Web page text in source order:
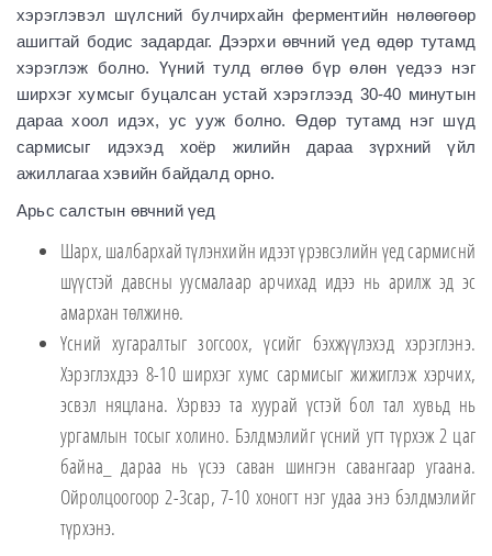
хэрэглэвэл шүлсний булчирхайн ферментийн нөлөөгөөр
ашигтай бодис задардаг. Дээрхи өвчний үед өдөр тутамд
хэрэглэж болно. Үүний тулд өглөө бүр өлөн үедээ нэг
ширхэг хумсыг буцалсан устай хэрэглээд 30-40 минутын
дараа хоол идэх, ус ууж болно. Өдөр тутамд нэг шүд
сармисыг идэхэд хоёр жилийн дараа зүрхний үйл
ажиллагаа хэвийн байдалд орно.
Арьс салстын өвчний үед
Шарх, шалбархай түлэнхийн идээт үрэвсэлийн үед сармиснй
шүүстэй давсны уусмалаар арчихад идээ нь арилж эд эс
амархан төлжинө.
Үсний хугаралтыг зогсоох, үсийг бэхжүүлэхэд хэрэглэнэ.
Хэрэглэхдээ 8-10 ширхэг хумс сармисыг жижиглэж хэрчих,
эсвэл няцлана. Хэрвээ та хуурай үстэй бол тал хувьд нь
ургамлын тосыг холино. Бэлдмэлийг үсний угт түрхэж 2 цаг
байна_ дараа нь үсээ саван шингэн савангаар угаана.
Ойролцоогоор 2-3сар, 7-10 хоногт нэг удаа энэ бэлдмэлийг
түрхэнэ.